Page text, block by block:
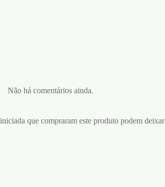
Não há comentários ainda.
que compraram este produto podem